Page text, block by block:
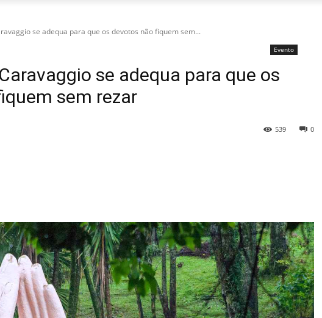
se adequa para que os devotos não fiquem sem...
Evento
se adequa para que os
sem rezar
0
539